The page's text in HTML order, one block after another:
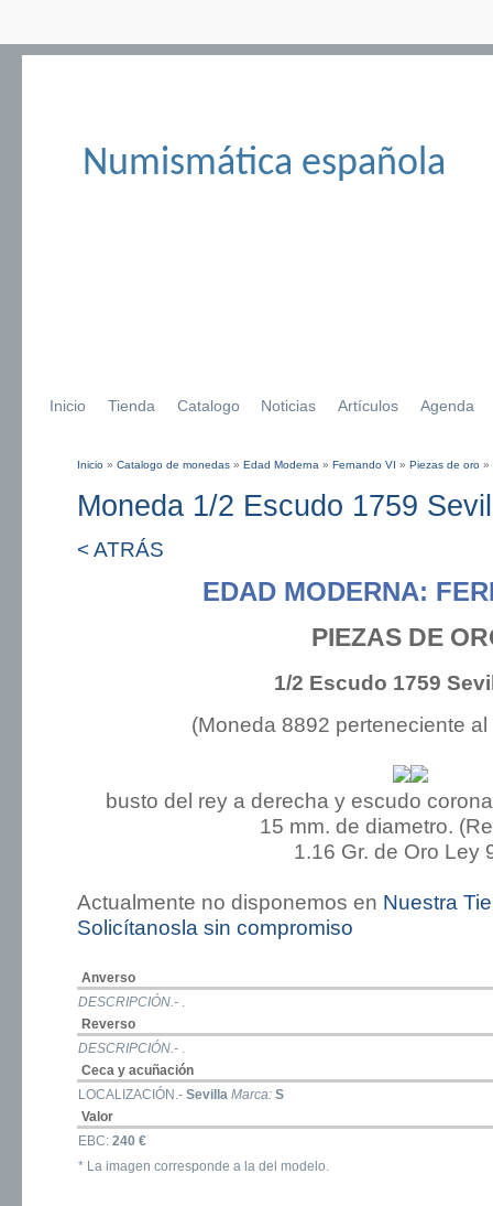
Numismática española
Inicio Tienda Catalogo Noticias Artículos Agenda
Inicio » Catalogo de monedas » Edad Moderna » Fernando VI » Piezas de oro »
Moneda 1/2 Escudo 1759
< ATRÁS
EDAD MODERNA:
PIEZAS DE
1/2 Escudo 1759
(Moneda 8892 perteneciente al
busto del rey a derecha y escudo
15 mm. de diametro.
1.16 Gr. de Oro Ley
Actualmente no disponemos en Nuestra
Solicítanosla sin compromiso
Anverso
DESCRIPCIÓN.- .
Reverso
DESCRIPCIÓN.- .
Ceca y acuñación
LOCALIZACIÓN.- Sevilla Marca: S
Valor
EBC: 240 €
* La imagen corresponde a la del modelo.